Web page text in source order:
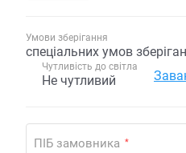
Умови зберігання
спеціальних умов
Чутливість до світла
Не чутливий
ПІБ замовника *